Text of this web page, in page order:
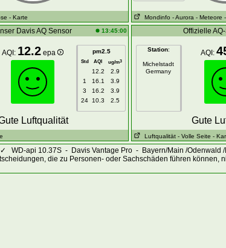
- Karte Mondinfo - Aurora - Meteore
Davis AQ Sensor 13:45:00
AQI: 12.2 epa pm2.5
Std AQI ug/m3
12.2
2.9
1
16.1
3.9
3
16.2
3.9
24
10.3 2.5
Luftqualität
Offizielle
Station:
Michelstadt
Germany
AQI:
Gute
Luftqualität - Volle Seite -
✓
WD-api 10.37S - Davis Vantage Pro - Bayern/Main /Odenwald /
die zu Personen- oder Sachschäden führen können,